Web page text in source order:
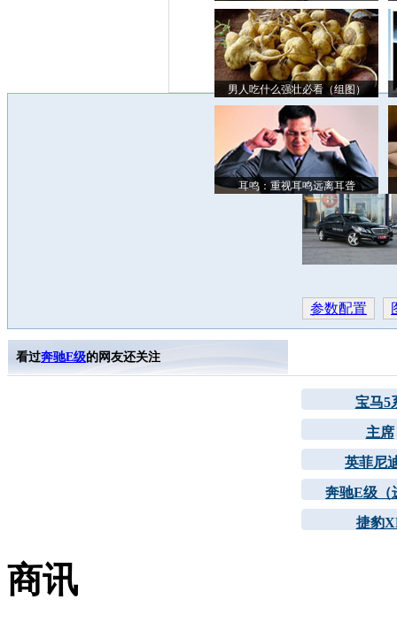
男人吃什么强壮必看（组图）
耳鸣：重视耳鸣远离耳聋
参数配置
看过奔驰E级的网友还关注
宝马5
主席
英菲尼
奔驰E级（
捷豹
商讯